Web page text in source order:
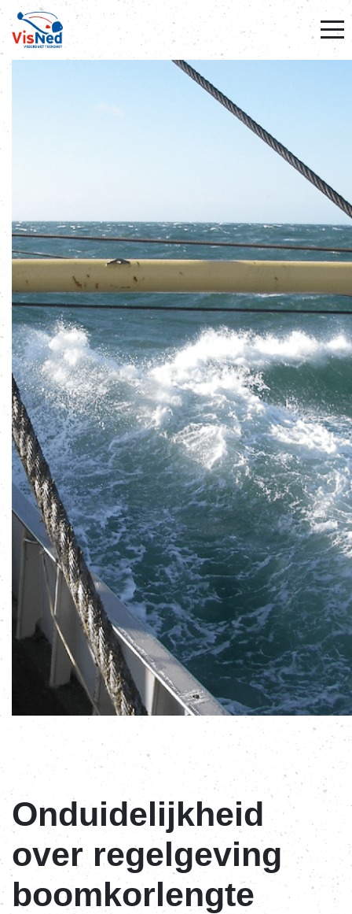
Onduidelijkheid
over regelgeving
boomkorlengte